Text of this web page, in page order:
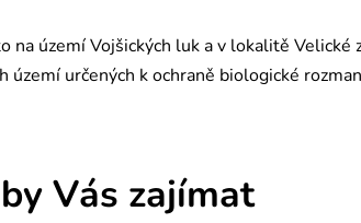
území Vojšických luk a v lokalitě Velické
určených k ochraně biologické
Vás zajímat